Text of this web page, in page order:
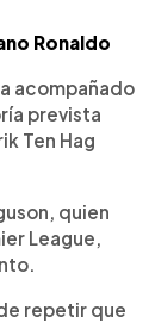
Ronaldo
acompañado
prevista
Ten Hag
quien
League,
repetir que